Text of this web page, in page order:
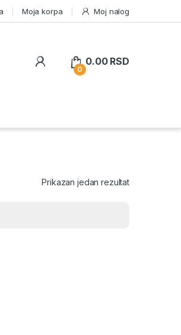
Moja korpa Moj nalog
0
0.00 RSD
Prikazan jedan rezultat